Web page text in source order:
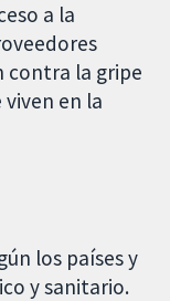
a la
contra la gripe
viven en la
los países y
y sanitario.